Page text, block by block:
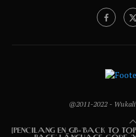
@2011-2022 -
[PENCILANG EN_GB='BACK TO